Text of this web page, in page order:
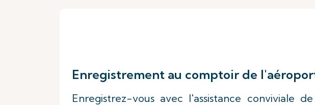
Enregistrement au comptoir de
Enregistrez-vous avec l'assistance conviviale